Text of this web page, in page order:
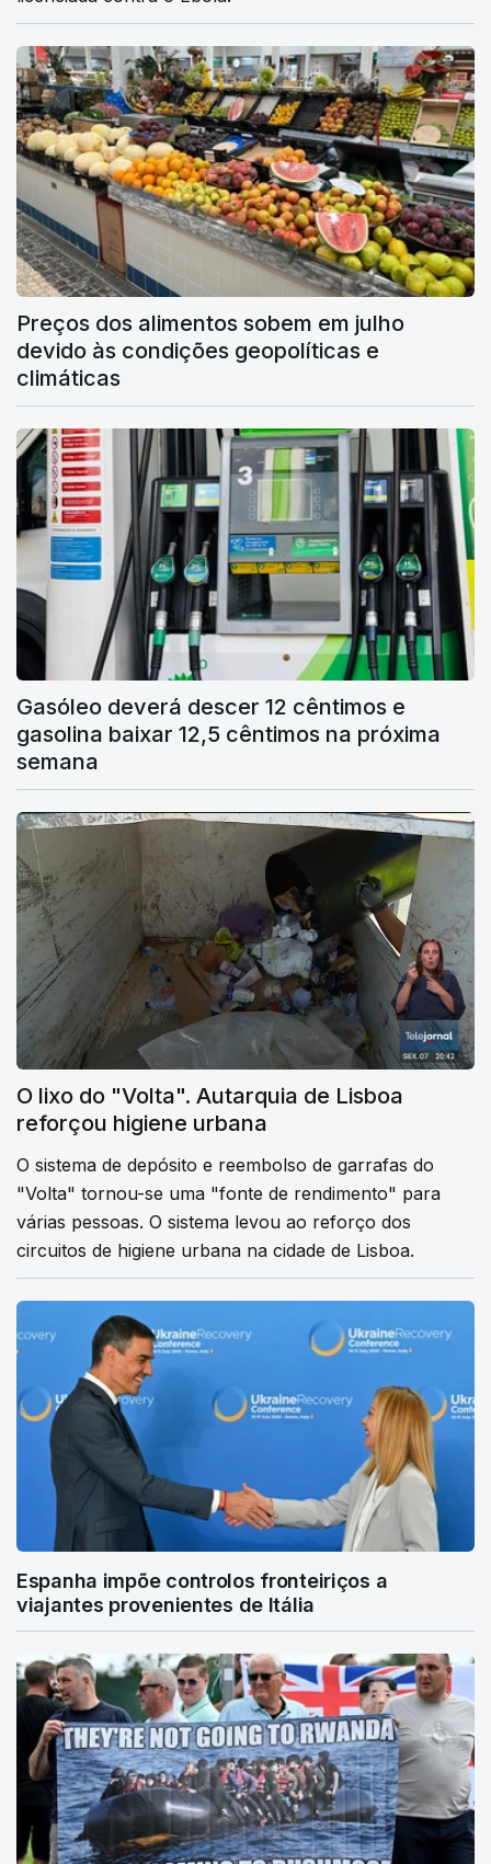
Preços dos alimentos sobem em julho
devido às condições geopolíticas e
climáticas
Gasóleo deverá descer 12 cêntimos e
gasolina baixar 12,5 cêntimos na próxima
semana
O lixo do "Volta". Autarquia de Lisboa
reforçou higiene urbana
O sistema de depósito e reembolso de garrafas do
"Volta" tornou-se uma "fonte de rendimento" para
várias pessoas. O sistema levou ao reforço dos
circuitos de higiene urbana na cidade de Lisboa.
Espanha impõe controlos fronteiriços a
viajantes provenientes de Itália